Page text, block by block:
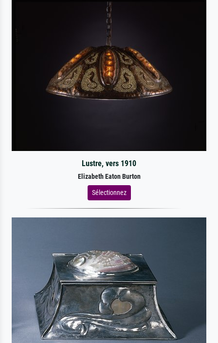
Lustre, vers 1910
Elizabeth Eaton Burton
Sélectionnez